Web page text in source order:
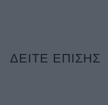
ΔΕΙΤΕ ΕΠΙΣΗΣ